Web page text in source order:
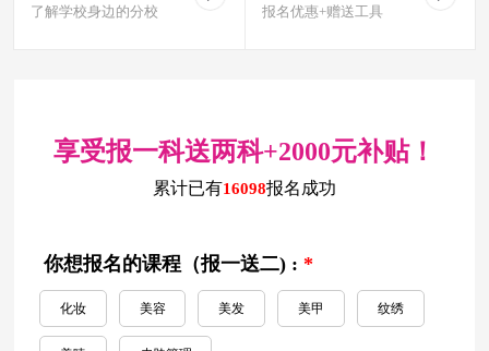
了解学校身边的分校 报名优惠+赠送工具
享受报一科送两科+2000元补贴！
累计已有16098报名成功
你想报名的课程（报一送二) : *
化妆 美容 美发 美甲 纹绣